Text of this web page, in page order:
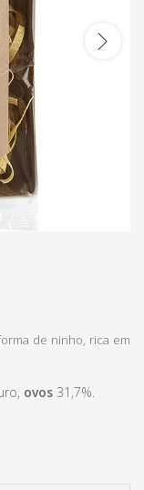
de ninho, rica em
ovos 31,7%.